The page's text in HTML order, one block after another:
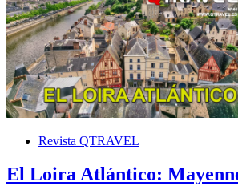
Revista QTRAVEL
El Loira Atlántico: